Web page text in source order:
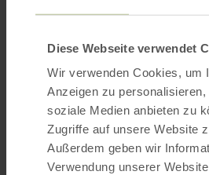
Diese Webseite verwendet
Wir verwenden Cookies, um
Anzeigen zu
soziale Medien anbieten zu
Zugriffe auf unsere Website
Außerdem geben wir
Verwendung unserer